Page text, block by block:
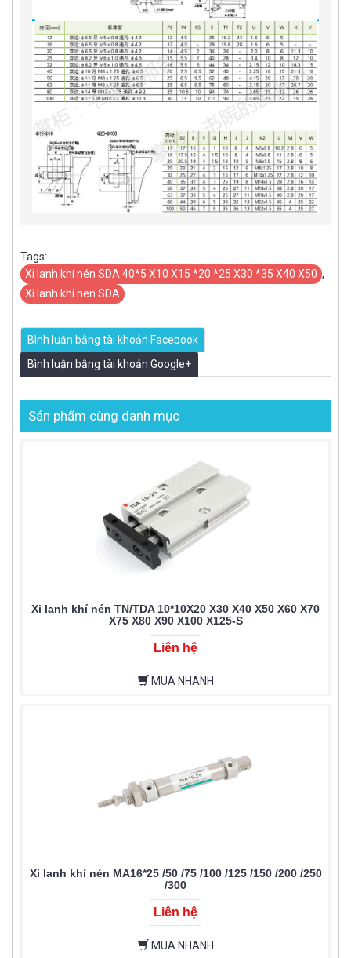
Tags:
Xi lanh khí nén SDA 40*5 X10 X15 *20 *25 X30 *35 X40 X50 ,
Xi lanh khi nen SDA
Bình luận bằng tài khoản Facebook
Bình luận bằng tài khoản Google+
Sản phẩm cùng danh mục
Xi lanh khí nén TN/TDA 10*10X20 X30 X40 X50 X60 X70
X75 X80 X90 X100 X125-S
Liên hệ
MUA NHANH
Xi lanh khí nén MA16*25 /50 /75 /100 /125 /150 /200 /250
/300
Liên hệ
MUA NHANH